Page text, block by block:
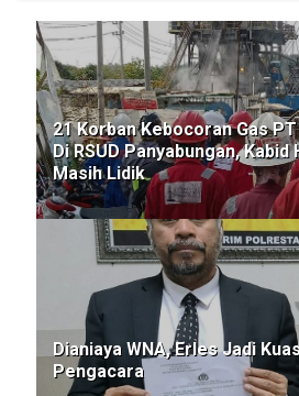
21 Korban Kebocoran Gas
Di RSUD Panyabungan, Kabid
Masih Lidik
Dianiaya WNA, Erles Jadi
Pengacara